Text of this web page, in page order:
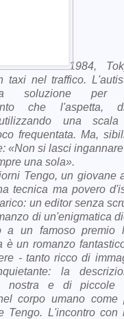
1984,
taxi nel traffico.
soluzione per
che l'aspetta,
una
frequentata. Ma,
«Non si lasci
una sola».
Tengo, un giovane
tecnica ma povero
un editor senza
di un'enigmatica
a un famoso premio
è un romanzo
- tanto ricco di
la
nostra e di piccole
corpo umano come
Tengo. L'incontro con